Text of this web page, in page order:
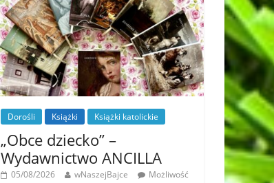
Dorośli Książki Książki katolickie
„Obce dziecko” –
Wydawnictwo ANCILLA
05/08/2026 wNaszejBajce
Możliwość